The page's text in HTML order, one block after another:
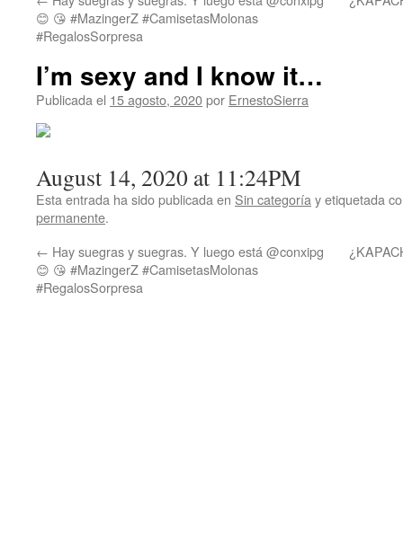
😊 😘 #MazingerZ #CamisetasMolonas
#RegalosSorpresa
I’m sexy and I know it…
Publicada el 15 agosto, 2020por ErnestoSierra
August 14, 2020 at 11:24PM
Esta entrada ha sido publicada en Sin categoría y etiquetada
permanente.
← Hay suegras y suegras. Y luego está @conxipg
😊 😘 #MazingerZ #CamisetasMolonas
#RegalosSorpresa